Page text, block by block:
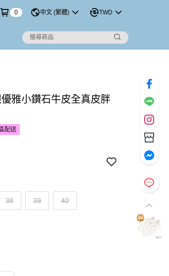
0 中文 (繁體) TWD
雅小鑽石牛皮全真皮胖
配送
38 39 40